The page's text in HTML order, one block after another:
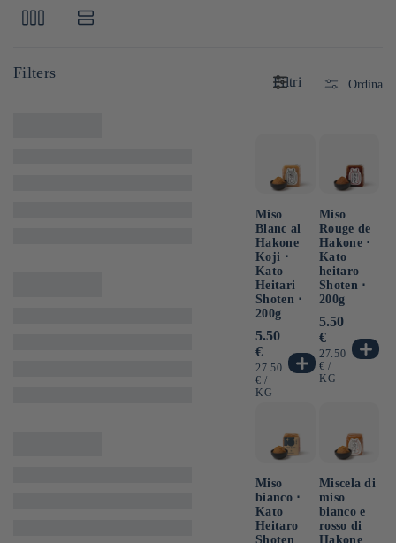
Filtri Ordina
Miso
Blanc al
Hakone
Koji ⋅
Kato
Heitari
Shoten ⋅
200g
Prezzo
di
listino
5.50
€
PREZZO
UNITARIO
27.50
€ /
KG
Miso
Rouge de
Hakone ⋅
Kato
heitaro
Shoten ⋅
200g
Prezzo
di
listino
5.50
€
PREZZO
UNITARIO
27.50
€ /
KG
Miso
bianco ⋅
Kato
Heitaro
Shoten
Miscela di
miso
bianco e
rosso di
Hakone